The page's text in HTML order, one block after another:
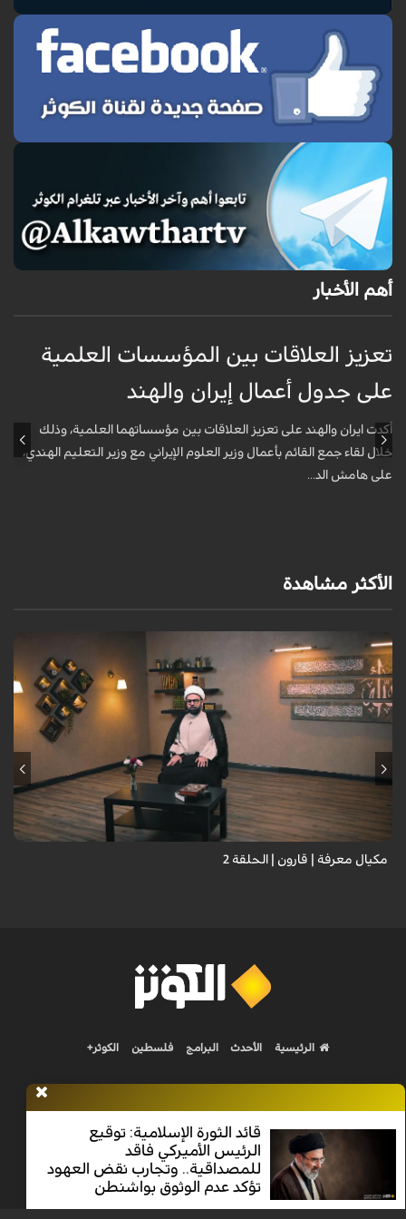
أهم الأخبار
تعزيز العلاقات بين المؤسسات العلمية
على جدول أعمال إيران والهند
أكدت ايران والهند على تعزيز العلاقات بين مؤسساتهما العلمية، وذلك
خلال لقاء جمع القائم بأعمال وزير العلوم الإيراني مع وزير التعليم الهندي،
على هامش الد...
الأكثر مشاهدة
مكيال معرفة | قارون | الحلقة 2
قائد الثورة الإسلامية: توقيع
الرئيس الأميركي فاقد
للمصداقية.. وتجارب نقض العهود
تؤكد عدم الوثوق بواشنطن
الرئيسية الأحدث البرامج فلسطين الكوثر+
Nilesat 11900 V | Badr 8 11747 V | Badr5 12284 V